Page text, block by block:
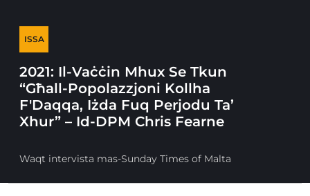
ISSA
2021: Il-Vaċċin Mhux Se Tkun
“Għall-Popolazzjoni Kollha
F'Daqqa, Iżda Fuq Perjodu Ta’
Xhur” – Id-DPM Chris Fearne
Waqt intervista mas-Sunday Times of Malta